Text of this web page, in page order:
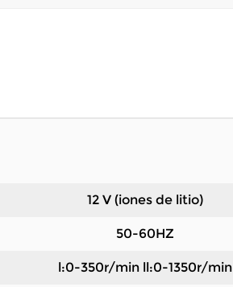
12 V (iones de litio)
50-60HZ
l:0-350r/min ll:0-1350r/min